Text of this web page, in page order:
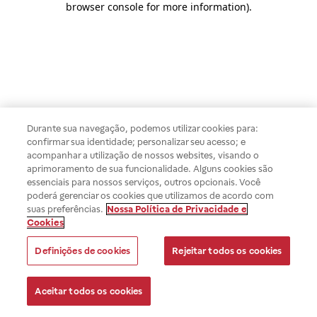
browser console for more information).
Durante sua navegação, podemos utilizar cookies para:
confirmar sua identidade; personalizar seu acesso; e
acompanhar a utilização de nossos websites, visando o
aprimoramento de sua funcionalidade. Alguns cookies são
essenciais para nossos serviços, outros opcionais. Você
poderá gerenciar os cookies que utilizamos de acordo com
suas preferências. Nossa Política de Privacidade e
Cookies
Definições de cookies Rejeitar todos os cookies
Aceitar todos os cookies